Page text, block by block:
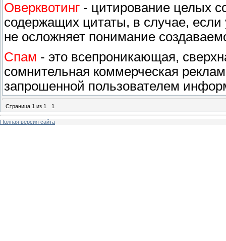
Оверквотинг - цитирование целых
содержащих цитаты, в случае,
не осложняет понимание
Спам - это всепроникающая,
сомнительная коммерческая
запрошенной пользователем
Страница 1 из 1 1
Полная версия сайта